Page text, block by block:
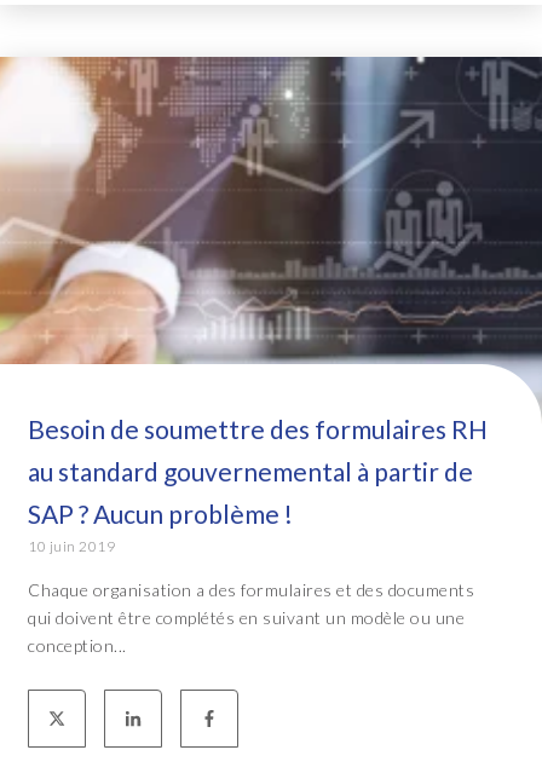
Besoin de soumettre des formulaires RH
au standard gouvernemental à partir de
SAP ? Aucun problème !
10 juin 2019
Chaque organisation a des formulaires et des documents
qui doivent être complétés en suivant un modèle ou une
conception...